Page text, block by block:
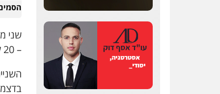
0505216700
עו"ד שלומי שרון
פלילי צבאי מעצרים
שני
– 20 ק"ג קנאביס.